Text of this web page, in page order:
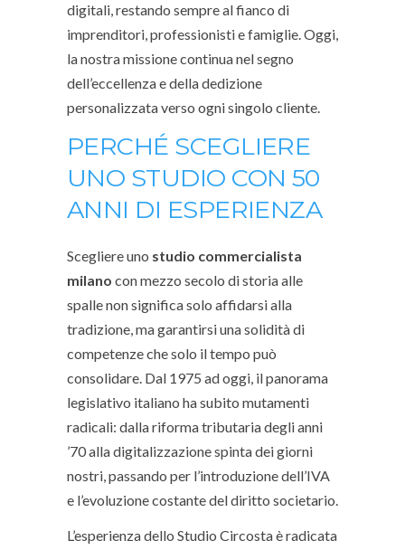
digitali, restando sempre al fianco di
imprenditori, professionisti e famiglie. Oggi,
la nostra missione continua nel segno
dell’eccellenza e della dedizione
personalizzata verso ogni singolo cliente.
PERCHÉ SCEGLIERE
UNO STUDIO CON 50
ANNI DI ESPERIENZA
Scegliere uno studio commercialista
milano con mezzo secolo di storia alle
spalle non significa solo affidarsi alla
tradizione, ma garantirsi una solidità di
competenze che solo il tempo può
consolidare. Dal 1975 ad oggi, il panorama
legislativo italiano ha subito mutamenti
radicali: dalla riforma tributaria degli anni
’70 alla digitalizzazione spinta dei giorni
nostri, passando per l’introduzione dell’IVA
e l’evoluzione costante del diritto societario.
L’esperienza dello Studio Circosta è radicata